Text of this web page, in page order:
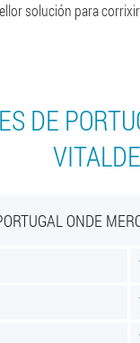
solución para
DE
ONDE